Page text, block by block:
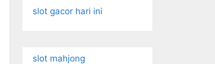
slot gacor hari ini
slot mahjong